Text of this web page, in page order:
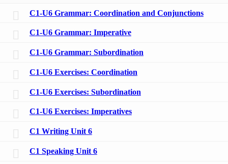
C1-U6 Grammar: Coordination and Conjunctions
C1-U6 Grammar: Imperative
C1-U6 Grammar: Subordination
C1-U6 Exercises: Coordination
C1-U6 Exercises: Subordination
C1-U6 Exercises: Imperatives
C1 Writing Unit 6
C1 Speaking Unit 6